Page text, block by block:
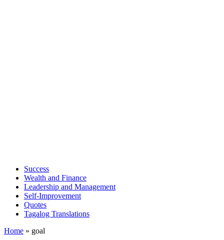
Success
Wealth and Finance
Leadership and Management
Self-Improvement
Quotes
Tagalog Translations
Home » goal